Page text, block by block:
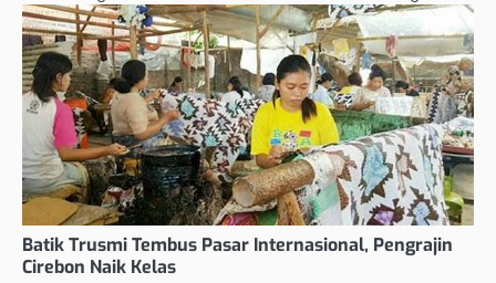
Batik Trusmi Tembus Pasar Internasional, Pengrajin
Cirebon Naik Kelas